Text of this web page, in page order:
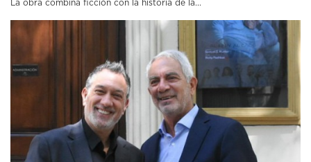
La obra combina ficción con la historia de la...